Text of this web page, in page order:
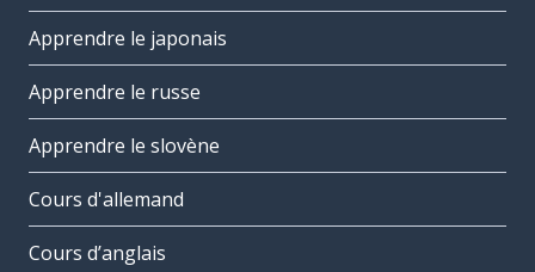
Apprendre le japonais
Apprendre le russe
Apprendre le slovène
Cours d'allemand
Cours d’anglais